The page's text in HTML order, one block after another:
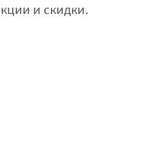
и скидки.